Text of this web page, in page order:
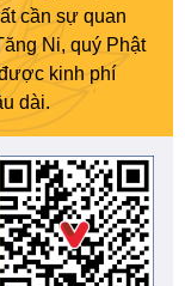
cần sự quan
Ni, quý Phật
kinh phí
dài.